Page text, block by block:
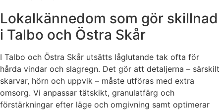
Lokalkännedom som gör skillnad
i Talbo och Östra Skår
I Talbo och Östra Skår utsätts låglutande tak ofta för
hårda vindar och slagregn. Det gör att detaljerna – särskilt
skarvar, hörn och uppvik – måste utföras med extra
omsorg. Vi anpassar tätskikt, granulatfärg och
förstärkningar efter läge och omgivning samt optimerar